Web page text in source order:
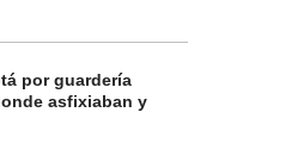
por guardería
asfixiaban y